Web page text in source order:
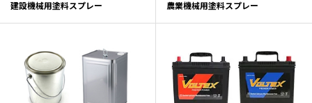
建設機械用塗料スプレー 農業機械用塗料スプレー